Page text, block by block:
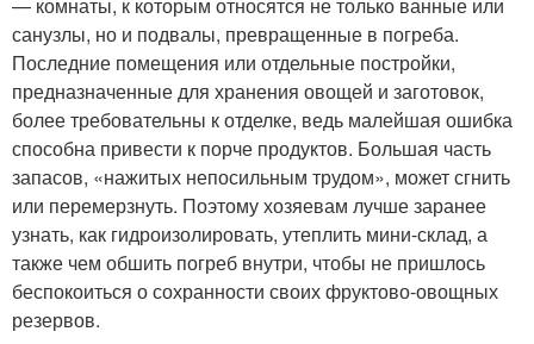
санузлы, но и подвалы, превращенные в погреба.
Последние помещения или отдельные постройки,
предназначенные для хранения овощей и заготовок,
более требовательны к отделке, ведь малейшая ошибка
способна привести к порче продуктов. Большая часть
запасов, «нажитых непосильным трудом», может сгнить
или перемерзнуть. Поэтому хозяевам лучше заранее
узнать, как гидроизолировать, утеплить мини-склад, а
также чем обшить погреб внутри, чтобы не пришлось
беспокоиться о сохранности своих фруктово-овощных
резервов.